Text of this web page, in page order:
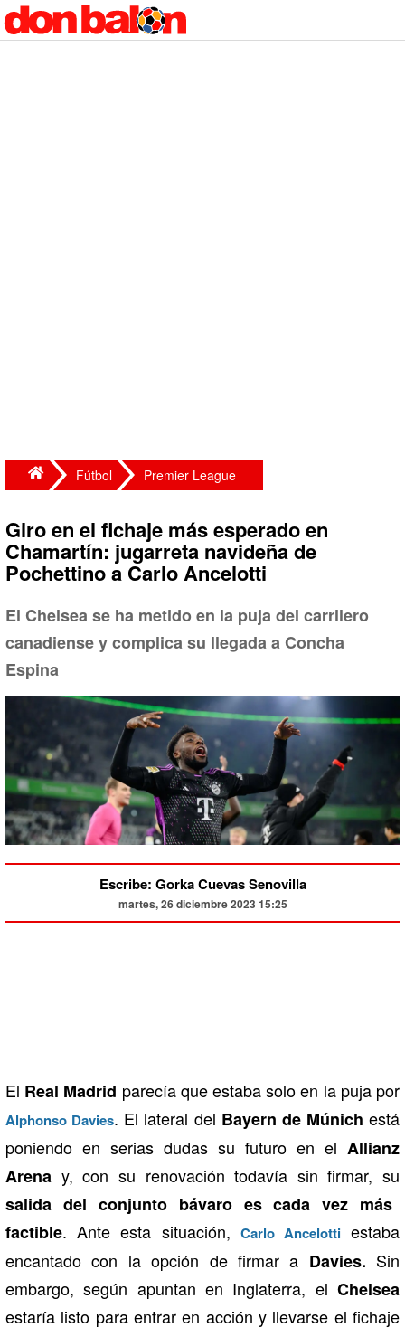
Fútbol Premier League
Giro en el fichaje más esperado en
Chamartín: jugarreta navideña de
Pochettino a Carlo Ancelotti
El Chelsea se ha metido en la puja del carrilero
canadiense y complica su llegada a Concha
Espina
Escribe: Gorka Cuevas Senovilla
martes, 26 diciembre 2023 15:25
El Real Madrid parecía que estaba solo en la puja por
Alphonso Davies. El lateral del Bayern de Múnich está
poniendo en serias dudas su futuro en el Allianz
Arena y, con su renovación todavía sin firmar, su
salida del conjunto bávaro es cada vez más
factible. Ante esta situación, Carlo Ancelottiestaba
encantado con la opción de firmar a Davies. Sin
embargo, según apuntan en Inglaterra, el Chelsea
estaría listo para entrar en acción y llevarse el fichaje